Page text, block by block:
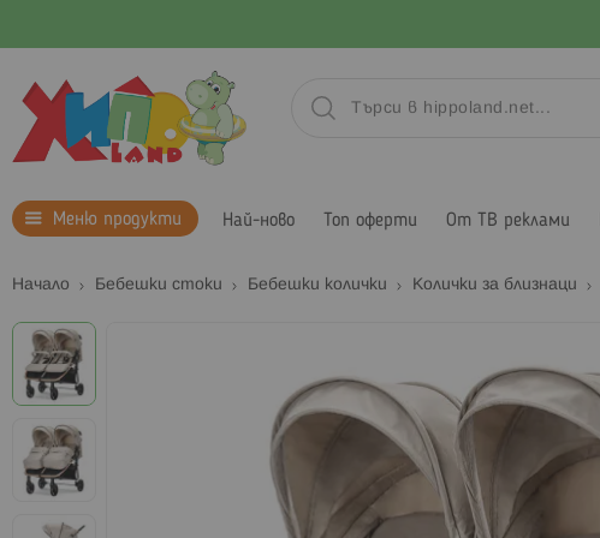
Меню продукти Най-ново Топ оферти От ТВ реклами
Начало Бебешки стоки Бебешки колички Колички за близнаци
Преминете
към
края
на
галерията
на
изображенията